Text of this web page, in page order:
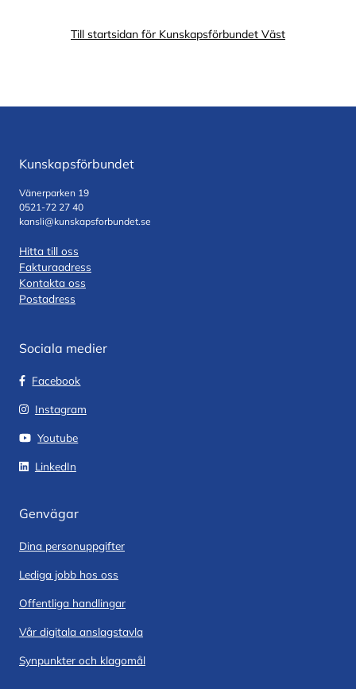
Till startsidan för Kunskapsförbundet Väst
Kunskapsförbundet
Vänerparken 19
0521-72 27 40
kansli@kunskapsforbundet.se
Hitta till oss
Fakturaadress
Kontakta oss
Postadress
Sociala medier
Facebook
Instagram
Youtube
LinkedIn
Genvägar
Dina personuppgifter
Lediga jobb hos oss
Offentliga handlingar
Vår digitala anslagstavla
Synpunkter och klagomål